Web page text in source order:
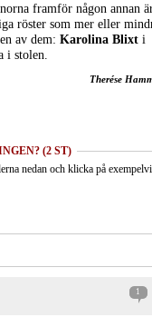
framför någon annan
röster som mer eller
av dem: Karolina Blixt i
i stolen.
Therése
(2 ST)
nedan och klicka på
1